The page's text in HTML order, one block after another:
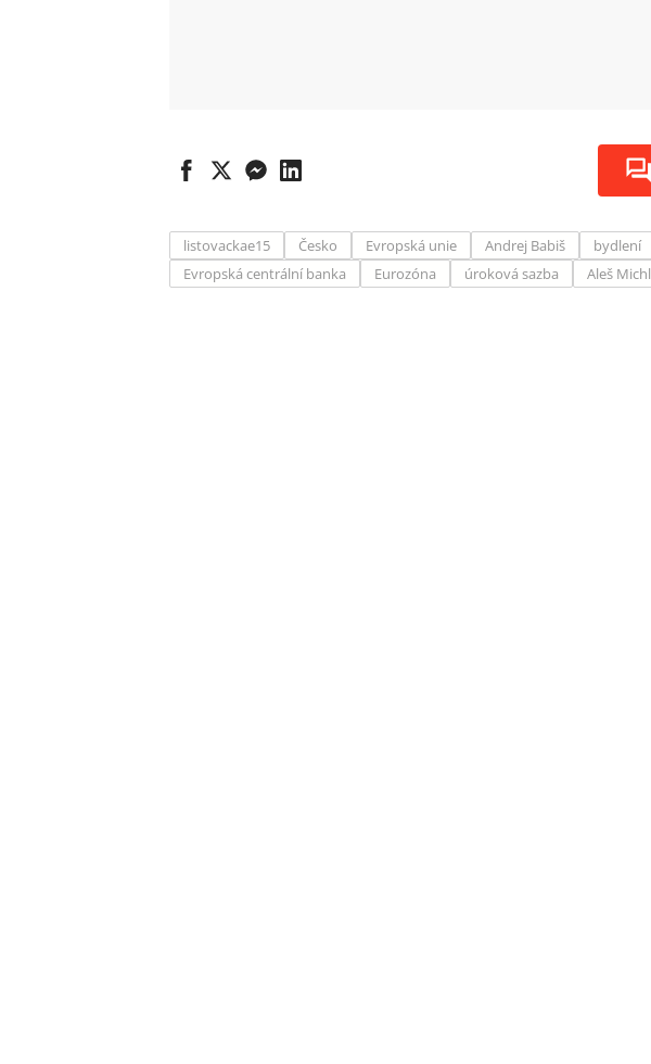
listovackae15 Česko Evropská unie Andrej Babiš bydlení
Evropská centrální banka
Eurozóna úroková sazba Aleš Michl